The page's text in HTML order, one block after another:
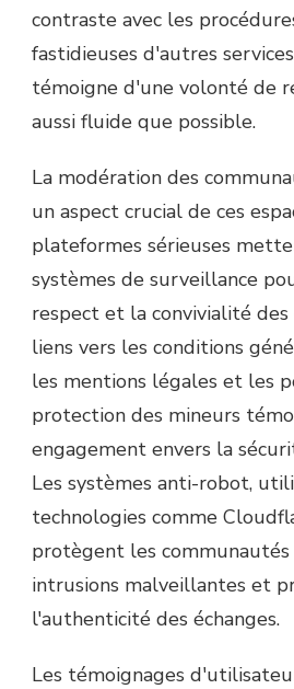
contraste avec les
fastidieuses d'autres
témoigne d'une volonté de
aussi fluide que possible.
La modération des
un aspect crucial de ces
plateformes sérieuses
systèmes de surveillance
respect et la convivialité des
liens vers les conditions
les mentions légales et les
protection des mineurs
engagement envers la
Les systèmes anti-robot,
technologies comme
protègent les
intrusions malveillantes et
l'authenticité des échanges.
Les témoignages